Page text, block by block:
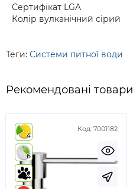
Сертифікат LGA
Колір вулканічний сірий
Теги: Системи питної води
Рекомендовані товари
Код: 7001182
4
6
4